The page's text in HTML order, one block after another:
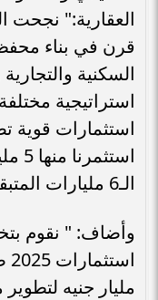
العقارية:" نجحت
قرن في بناء
السكنية
الـ6 مليارات المتبقية خلال الشهور المقبلة".
مليار جنيه